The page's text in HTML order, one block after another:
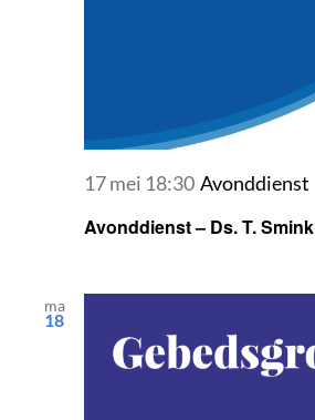
Avonddienst – Ds. T. Smink
17 mei 18:30 Avonddienst
ma
18